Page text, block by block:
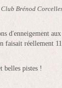
Brénod
d'enneigement
faisait réellement
belles pistes !